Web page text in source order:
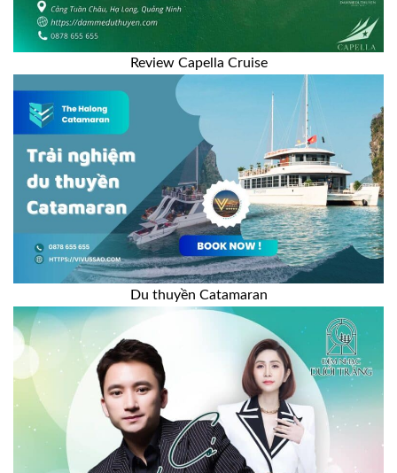
Review Capella Cruise
Du thuyền Catamaran